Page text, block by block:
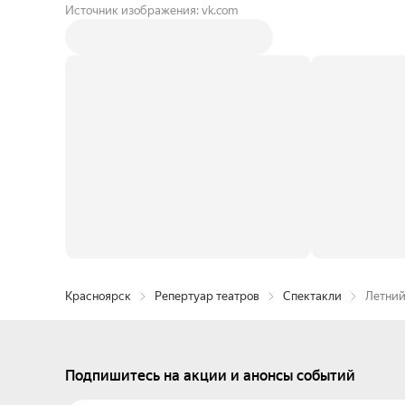
Источник изображения: vk.com
Красноярск Репертуар театров Спектакли
Подпишитесь на акции и анонсы событий